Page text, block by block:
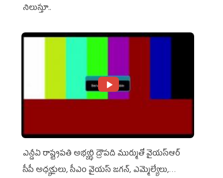
నిలుస్తూ..
ఎన్డీఏ రాష్ట్ర‌ప‌తి అభ్య‌ర్థి ద్రౌప‌ది ముర్ముతో వైయ‌స్ఆర్
సీపీ అధ్య‌క్షులు, సీఎం వైయ‌స్ జ‌గ‌న్, ఎమ్మెల్యేలు,